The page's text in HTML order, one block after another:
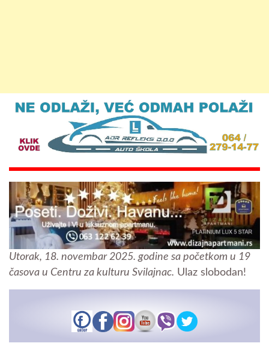
Utorak, 18. novembar 2025. godine sa početkom u 19
časova u Centru za kulturu Svilajnac. Ulaz slobodan!